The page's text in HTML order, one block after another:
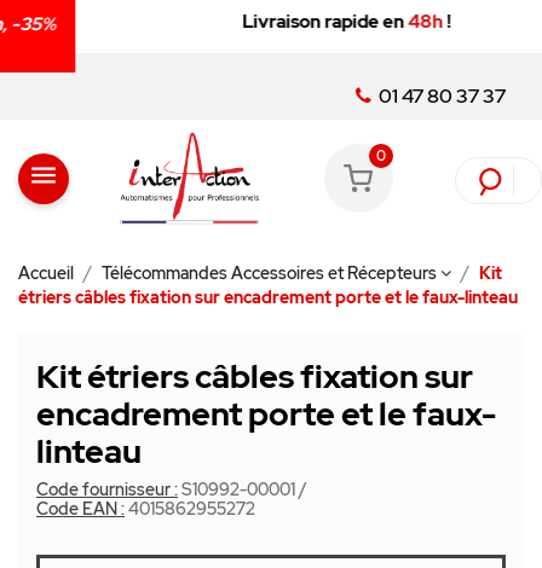
Livraison rapide en48h!
01 47 80 37 37
menu
0
Accueil Télécommandes Accessoires et Récepteurs
Kit
étriers câbles fixation sur encadrement porte et le faux-linteau
Kit étriers câbles fixation sur
encadrement porte et le faux-
linteau
Code fournisseur :S10992-00001 /
Code EAN :4015862955272